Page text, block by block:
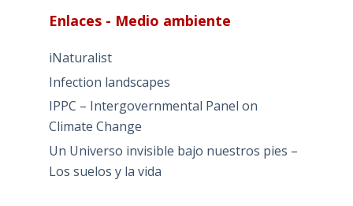
Enlaces - Medio ambiente
iNaturalist
Infection landscapes
IPPC – Intergovernmental Panel on
Climate Change
Un Universo invisible bajo nuestros pies –
Los suelos y la vida